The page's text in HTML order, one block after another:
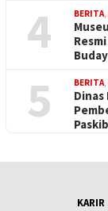
4 BERITA,
5 BERITA,
KARIR